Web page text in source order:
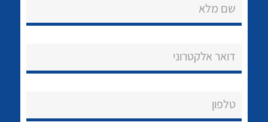
הצוות שלנו
שם מלא
דואר אלקטרוני
טלפון